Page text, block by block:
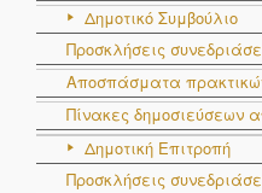
Δημοτικό Συμβούλιο
Προσκλήσεις
Αποσπάσματα
Πίνακες δημοσιεύσεων
Δημοτική Επιτροπή
Προσκλήσεις